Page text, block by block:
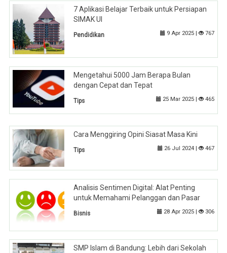
7 Aplikasi Belajar Terbaik untuk Persiapan
SIMAK UI
Pendidikan 9 Apr 2025 | 767
Mengetahui 5000 Jam Berapa Bulan
dengan Cepat dan Tepat
Tips 25 Mar 2025 | 465
Cara Menggiring Opini Siasat Masa Kini
Tips 26 Jul 2024 | 467
Analisis Sentimen Digital: Alat Penting
untuk Memahami Pelanggan dan Pasar
Bisnis 28 Apr 2025 | 306
SMP Islam di Bandung: Lebih dari Sekolah